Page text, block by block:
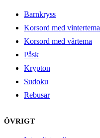
Barnkryss
Korsord med vintertema
Korsord med vårtema
Påsk
Krypton
Sudoku
Rebusar
ÖVRIGT